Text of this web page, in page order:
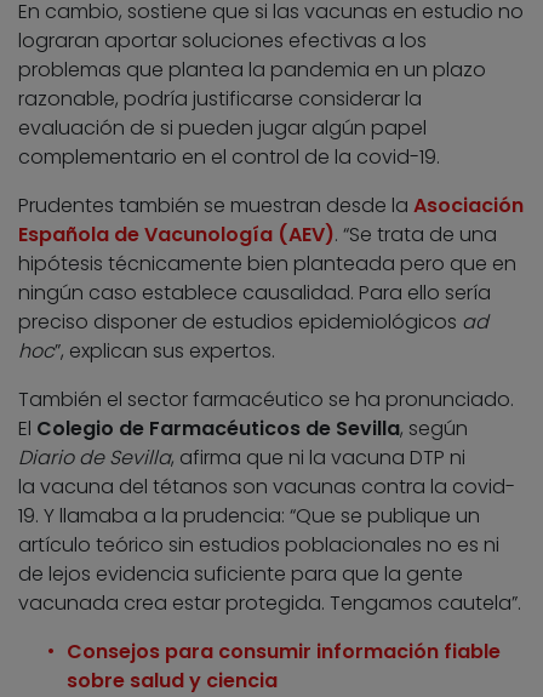
En cambio, sostiene que si las vacunas en estudio no
lograran aportar soluciones efectivas a los
problemas que plantea la pandemia en un plazo
razonable, podría justificarse considerar la
evaluación de si pueden jugar algún papel
complementario en el control de la covid-19.
Prudentes también se muestran desde la Asociación
Española de Vacunología (AEV). “Se trata de una
hipótesis técnicamente bien planteada pero que en
ningún caso establece causalidad. Para ello sería
preciso disponer de estudios epidemiológicos ad
hoc”, explican sus expertos.
También el sector farmacéutico se ha pronunciado.
El Colegio de Farmacéuticos de Sevilla, según
Diario de Sevilla, afirma que ni la vacuna DTP ni
la vacuna del tétanos son vacunas contra la covid-
19. Y llamaba a la prudencia: “Que se publique un
artículo teórico sin estudios poblacionales no es ni
de lejos evidencia suficiente para que la gente
vacunada crea estar protegida. Tengamos cautela”.
Consejos para consumir información fiable
sobre salud y ciencia